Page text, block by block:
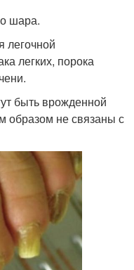
шара.
легочной
легких, порока
быть врожденной
образом не связаны с